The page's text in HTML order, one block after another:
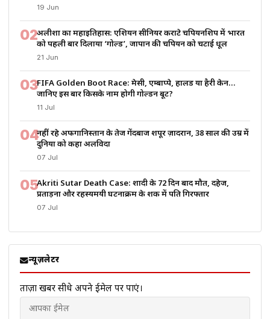
19 Jun
02अलीशा का महाइतिहास: एशियन सीनियर कराटे चैंपियनशिप में भारत
को पहली बार दिलाया ‘गोल्ड’, जापान की चैंपियन को चटाई धूल
21 Jun
03FIFA Golden Boot Race: मेसी, एम्बाप्पे, हालैंड या हैरी केन…
जानिए इस बार किसके नाम होगी गोल्डन बूट?
11 Jul
04नहीं रहे अफगानिस्तान के तेज गेंदबाज शपूर ज़ादरान, 38 साल की उम्र में
दुनिया को कहा अलविदा
07 Jul
05Akriti Sutar Death Case: शादी के 72 दिन बाद मौत, दहेज,
प्रताड़ना और रहस्यमयी घटनाक्रम के शक में पति गिरफ्तार
07 Jul
न्यूज़लेटर
ताज़ा खबरें सीधे अपने ईमेल पर पाएं।